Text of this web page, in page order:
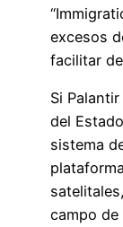
excesos
facilitar
Si
del
sistema
campo de